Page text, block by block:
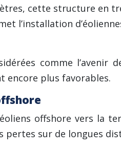
cette structure en
l’installation
comme l’avenir
encore plus favorables.
offshore vers la
sur de longues